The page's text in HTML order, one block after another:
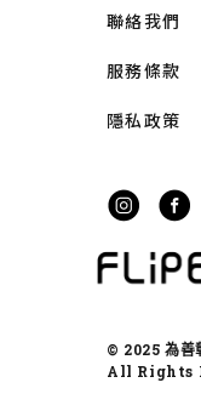
聯絡我們
服務條款
隱私政策
© 2025 為善
All Rights